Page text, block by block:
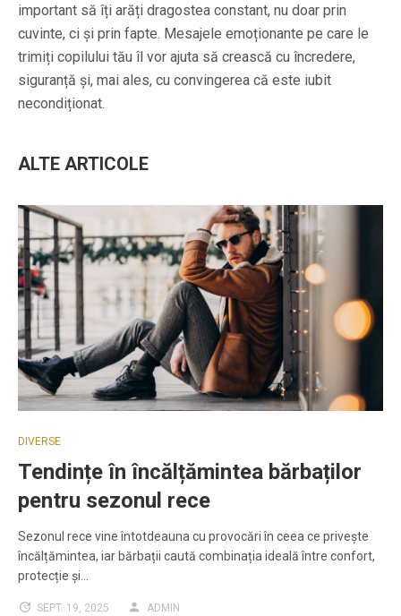
important să îți arăți dragostea constant, nu doar prin
cuvinte, ci și prin fapte. Mesajele emoționante pe care le
trimiți copilului tău îl vor ajuta să crească cu încredere,
siguranță și, mai ales, cu convingerea că este iubit
necondiționat.
ALTE ARTICOLE
DIVERSE
Tendințe în încălțămintea bărbaților
pentru sezonul rece
Sezonul rece vine întotdeauna cu provocări în ceea ce privește
încălțămintea, iar bărbații caută combinația ideală între confort,
protecție și…
SEPT. 19, 2025 ADMIN